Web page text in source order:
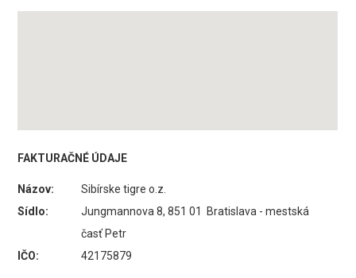
FAKTURAČNÉ ÚDAJE
Názov:
Sibírske tigre o.z.
Sídlo:
Jungmannova 8, 851 01 Bratislava - mestská
časť Petr
IČO:
42175879